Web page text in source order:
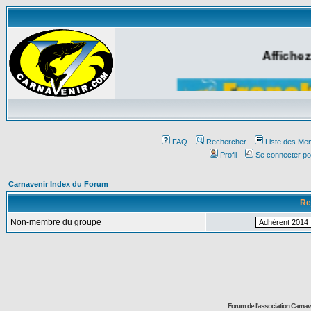
FAQ Rechercher
Liste des
Profil
Se connecter
Carnavenir Index du Forum
Non-membre du groupe
Forum de l'association